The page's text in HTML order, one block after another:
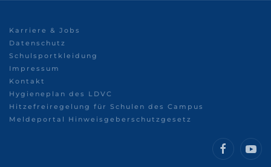
Karriere & Jobs
Datenschutz
Schulsportkleidung
Impressum
Kontakt
Hygieneplan des LDVC
Hitzefreiregelung für Schulen des Campus
Meldeportal Hinweisgeberschutzgesetz